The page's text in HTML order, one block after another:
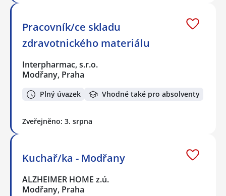
Pracovník/ce skladu
zdravotnického materiálu
Interpharmac, s.r.o.
Modřany, Praha
Plný úvazek Vhodné také pro absolventy
Zveřejněno: 3. srpna
Kuchař/ka - Modřany
ALZHEIMER HOME z.ú.
Modřany, Praha